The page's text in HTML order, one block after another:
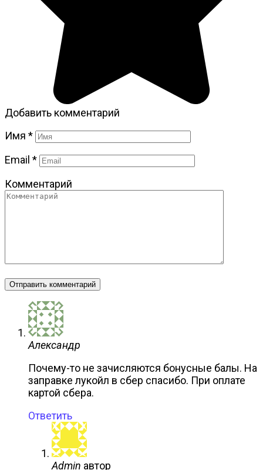
Добавить комментарий
Имя *
Email *
Комментарий
Александр
Почему-то не зачисляются бонусные балы. На
заправке лукойл в сбер спасибо. При оплате
картой сбера.
Ответить
Admin автор